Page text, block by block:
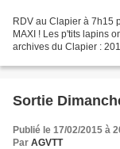
RDV au Clapier à 7h15
MAXI ! Les p'tits lapins
archives du Clapier :
Sortie
Publié le 17/02/2015 à
Par AGVTT